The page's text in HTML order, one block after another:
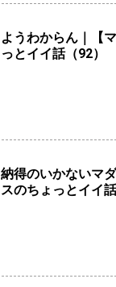
ようわからん｜【
っとイイ話（92）
納得のいかないマ
スのちょっとイイ話